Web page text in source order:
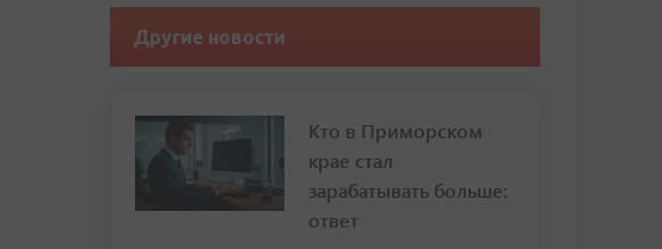
Другие новости
Кто в Приморском
крае стал
зарабатывать больше:
ответ